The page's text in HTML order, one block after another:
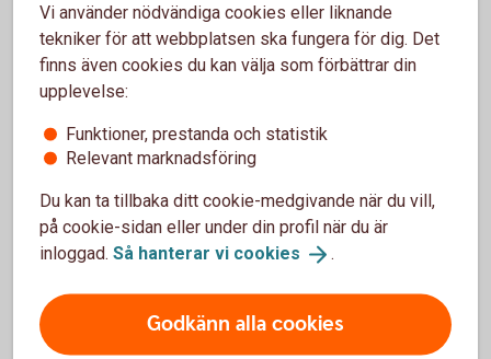
testkörning genomförts och den specialutrustade lastbilen
är snart redo att rulla ut i Skåne. Den är utrustad med
solceller, rinnande vatten, smart förvaring, kylskåp, flexibel
inredning och möjlighet att anpassa utrustningen –
Sparbanken Skåne går in i satsningen med sparbanksidén
som ledstjärna, en tanke om att banken ska verka som en
god kraft i samhället. Banken har även tidigare haft
samarbeten med Skåne Stadsmission till exempel genom
att stödja sommaraktiviteter för barn och unga och delat ut
julklappar till barnfamiljer i utsatthet.
– Detta är ett viktigt initiativ som kommer att tillgängliggöra
Vi använder nödvändiga cookies eller liknande
tekniker för att webbplatsen ska fungera för dig. Det
finns även cookies du kan välja som förbättrar din
upplevelse:
Funktioner, prestanda och statistik
Relevant marknadsföring
Du kan ta tillbaka ditt cookie-medgivande när du vill,
på cookie-sidan eller under din profil när du är
inloggad. Så hanterar vi cookies .
Godkänn alla cookies